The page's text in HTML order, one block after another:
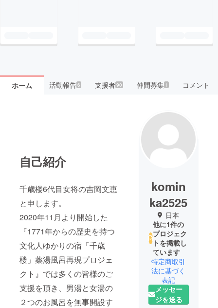
ホーム 活動報告6 支援者90 仲間募集 1 コメント
自己紹介
千歳楼6代目女将の吉岡文恵
と申します。
2020年11月より開始した
『1771年からの歴史を持つ
文化人ゆかりの宿「千歳
楼」薬湯風呂再現プロジェ
クト』では多くの皆様のご
支援を頂き、男湯と女湯の
２つのお風呂を無事開設す
komin
ka2525
日本
他に1件の
プロジェク
トを掲載し
ています
特定商取引
法に基づく
表記
メッセー
ジを送る